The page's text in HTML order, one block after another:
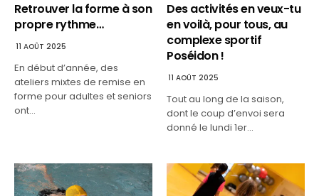
Retrouver la forme à son
propre rythme…
11 AOÛT 2025
En début d’année, des
ateliers mixtes de remise en
forme pour adultes et seniors
ont…
Des activités en veux-tu
en voilà, pour tous, au
complexe sportif
Poséidon !
11 AOÛT 2025
Tout au long de la saison,
dont le coup d’envoi sera
donné le lundi 1er…